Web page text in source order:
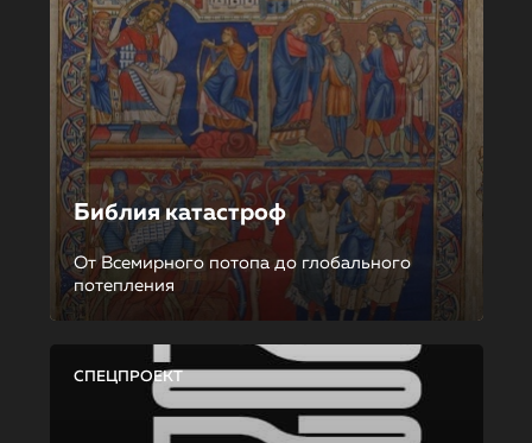
Библия катастроф
От Всемирного потопа до глобального
потепления
СПЕЦПРОЕКТ